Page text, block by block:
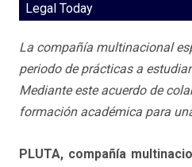
Legal Today
La compañía multinacional
periodo de prácticas a
Mediante este acuerdo de
formación académica para
PLUTA, compañía